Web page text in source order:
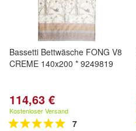
Bassetti Bettwäsche FONG V8
CREME 140x200 * 9249819
114,63 €
Kostenloser Versand
7